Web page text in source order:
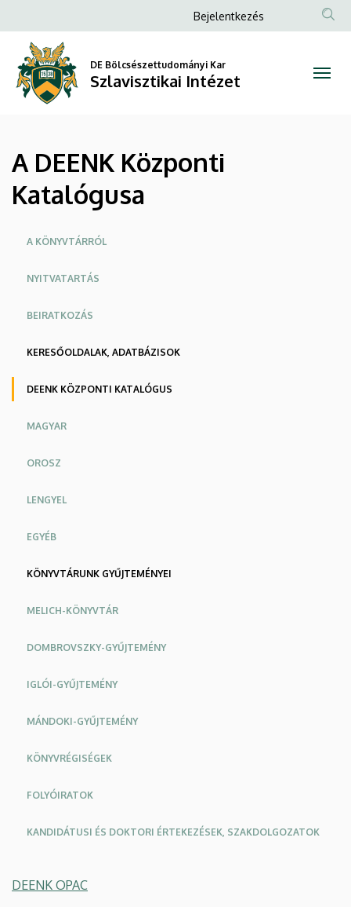
DEENK
Központi
Katalógusa
Szlavisztikai
Intézet
a
tartalomra
Anonim
fiók
menüje
Bejelentkezés
DE Bölcsészettudományi Kar
Szlavisztikai Intézet
A DEENK Központi
Katalógusa
Oldalmenü
A KÖNYVTÁRRÓL
NYITVATARTÁS
BEIRATKOZÁS
KERESŐOLDALAK, ADATBÁZISOK
DEENK KÖZPONTI KATALÓGUS
MAGYAR
OROSZ
LENGYEL
EGYÉB
KÖNYVTÁRUNK GYŰJTEMÉNYEI
MELICH-KÖNYVTÁR
DOMBROVSZKY-GYŰJTEMÉNY
IGLÓI-GYŰJTEMÉNY
MÁNDOKI-GYŰJTEMÉNY
KÖNYVRÉGISÉGEK
FOLYÓIRATOK
KANDIDÁTUSI ÉS DOKTORI ÉRTEKEZÉSEK, SZAKDOLGOZATOK
DEENK OPAC